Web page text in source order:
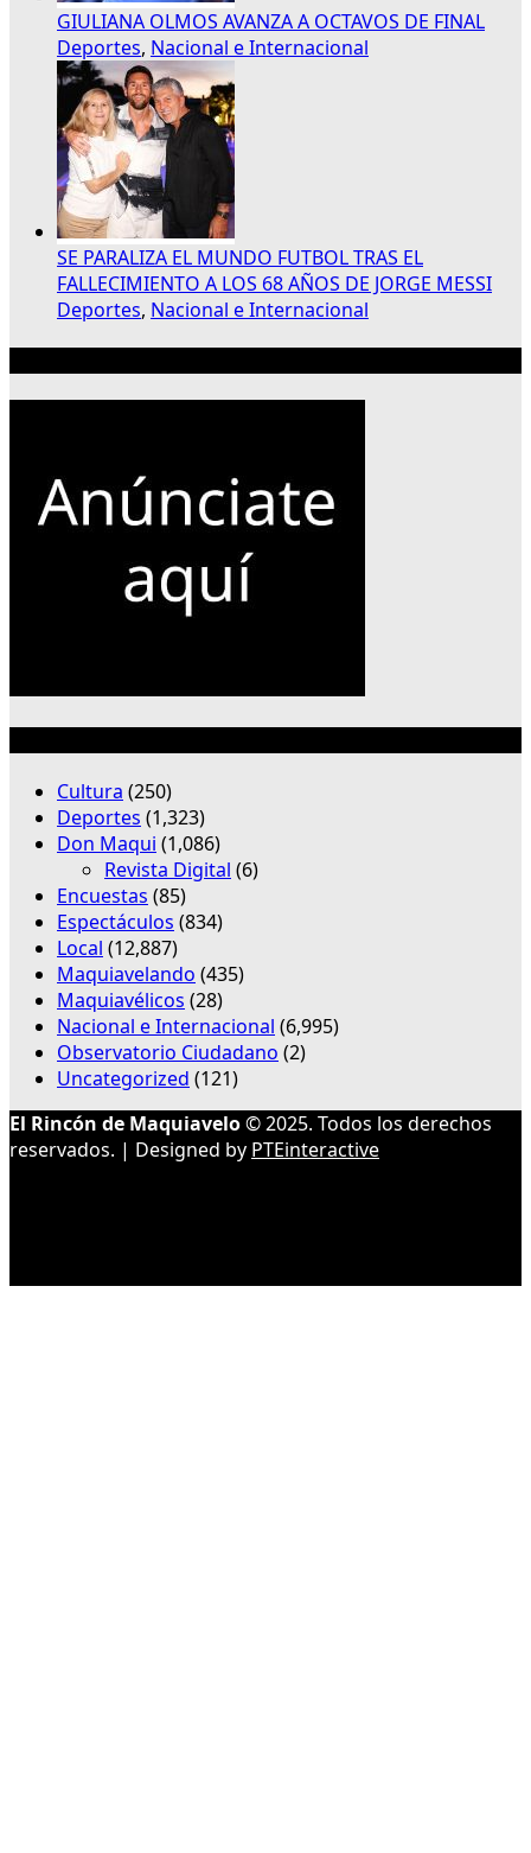
GIULIANA OLMOS AVANZA A OCTAVOS DE FINAL
Deportes, Nacional e Internacional
SE PARALIZA EL MUNDO FUTBOL TRAS EL
FALLECIMIENTO A LOS 68 AÑOS DE JORGE MESSI
Deportes, Nacional e Internacional
Cultura (250)
Deportes (1,323)
Don Maqui (1,086)
Revista Digital (6)
Encuestas (85)
Espectáculos (834)
Local (12,887)
Maquiavelando (435)
Maquiavélicos (28)
Nacional e Internacional (6,995)
Observatorio Ciudadano (2)
Uncategorized (121)
El Rincón de Maquiavelo© 2025. Todos los derechos
reservados. | Designed by PTEinteractive